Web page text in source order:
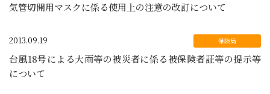
気管切開用マスクに係る使用上の注意の改訂について
2013.09.19
台風18号による大雨等の被災者に係る被保険者証等の提示等
について